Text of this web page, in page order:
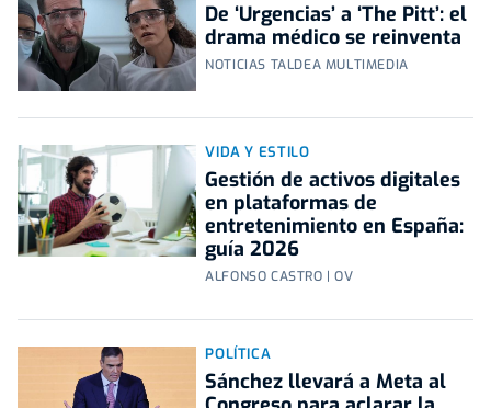
De ‘Urgencias’ a ‘The Pitt’: el
drama médico se reinventa
NOTICIAS TALDEA MULTIMEDIA
VIDA Y ESTILO
Gestión de activos digitales
en plataformas de
entretenimiento en España:
guía 2026
ALFONSO CASTRO | OV
POLÍTICA
Sánchez llevará a Meta al